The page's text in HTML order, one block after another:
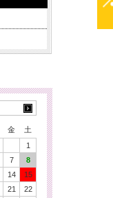
金
土
1
7
8
14
15
21
22